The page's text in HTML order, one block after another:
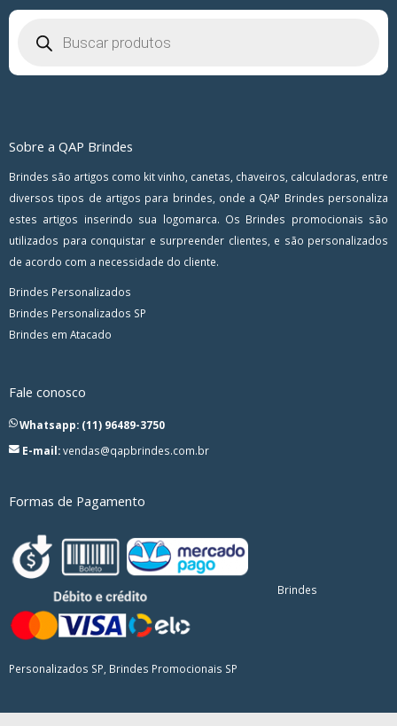
produtos
Sobre a QAP Brindes
Brindes são artigos como kit vinho, canetas, chaveiros, calculadoras, entre
diversos tipos de artigos para brindes, onde a QAP Brindes personaliza
estes artigos inserindo sua logomarca. Os Brindes promocionais são
utilizados para conquistar e surpreender clientes, e são personalizados
de acordo com a necessidade do cliente.
Brindes Personalizados
Brindes Personalizados SP
Brindes em Atacado
Fale conosco
Whatsapp: (11) 96489-3750
E-mail:vendas@qapbrindes.com.br
Formas de Pagamento
Brindes
Personalizados SP, Brindes Promocionais SP